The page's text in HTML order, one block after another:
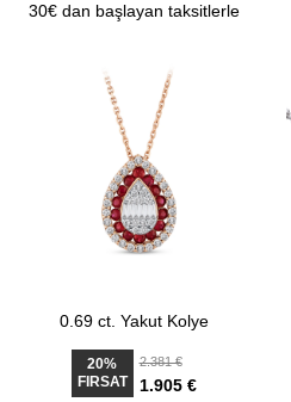
30€ dan başlayan taksitlerle
0.69 ct. Yakut Kolye
20%
FIRSAT
2.381 €
1.905 €